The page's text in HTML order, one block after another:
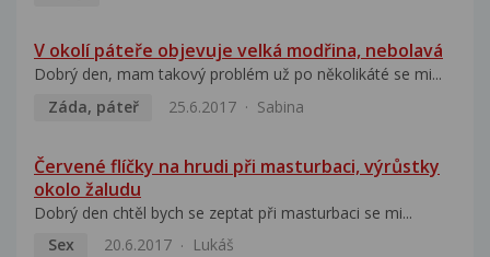
V okolí páteře objevuje velká modřina, nebolavá
Dobrý den, mam takový problém už po několikáté se mi...
Záda, páteř
25.6.2017 Sabina
Červené flíčky na hrudi při masturbaci, výrůstky
okolo žaludu
Dobrý den chtěl bych se zeptat při masturbaci se mi...
Sex
20.6.2017 Lukáš